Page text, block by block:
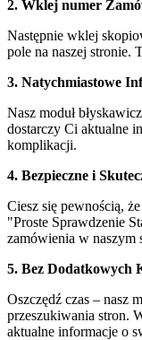
2. Wklej numer
Następnie wklej
pole na naszej stronie.
3. Natychmiastowe
Nasz moduł
dostarczy Ci aktualne
komplikacji.
4. Bezpieczne i
Ciesz się pewnością,
"Proste Sprawdzenie
zamówienia w naszym
5. Bez Dodatkowych
Oszczędź czas – nasz
przeszukiwania stron.
aktualne informacje o